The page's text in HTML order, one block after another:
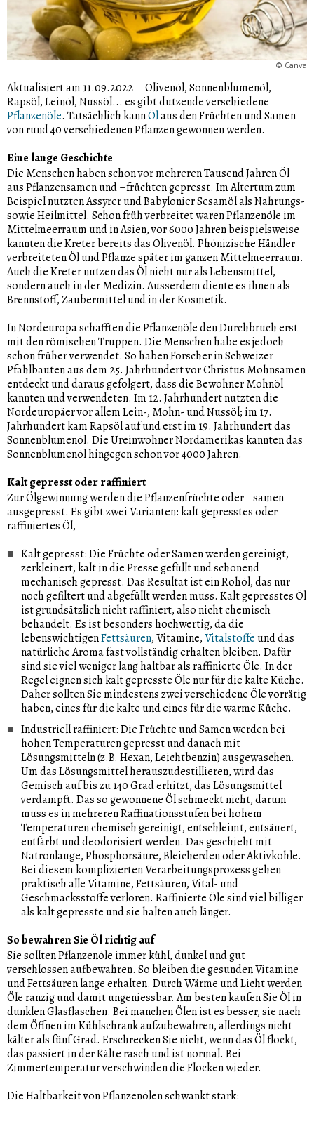
© Canva
Aktualisiert am 11.09.2022– Olivenöl, Sonnenblumenöl,
Rapsöl, Leinöl, Nussöl... es gibt dutzende verschiedene
Pflanzenöle. Tatsächlich kannÖlaus den Früchten und Samen
von rund 40 verschiedenen Pflanzen gewonnen werden.
Eine lange Geschichte
Die Menschen haben schon vor mehreren Tausend Jahren Öl
aus Pflanzensamen und –früchten gepresst. Im Altertum zum
Beispiel nutzten Assyrer und Babylonier Sesamöl als Nahrungs-
sowie Heilmittel. Schon früh verbreitet waren Pflanzenöle im
Mittelmeerraum und in Asien, vor 6000 Jahren beispielsweise
kannten die Kreter bereits das Olivenöl. Phönizische Händler
verbreiteten Öl und Pflanze später im ganzen Mittelmeerraum.
Auch die Kreter nutzen das Öl nicht nur als Lebensmittel,
sondern auch in der Medizin. Ausserdem diente es ihnen als
Brennstoff, Zaubermittel und in der Kosmetik.
In Nordeuropa schafften die Pflanzenöle den Durchbruch erst
mit den römischen Truppen. Die Menschen habe es jedoch
schon früher verwendet. So haben Forscher in Schweizer
Pfahlbauten aus dem 25. Jahrhundert vor Christus Mohnsamen
entdeckt und daraus gefolgert, dass die Bewohner Mohnöl
kannten und verwendeten. Im 12. Jahrhundert nutzten die
Nordeuropäer vor allem Lein-, Mohn- und Nussöl; im 17.
Jahrhundert kam Rapsöl auf und erst im 19. Jahrhundert das
Sonnenblumenöl. Die Ureinwohner Nordamerikas kannten das
Sonnenblumenöl hingegen schon vor 4000 Jahren.
Kalt gepresst oder raffiniert
Zur Ölgewinnung werden die Pflanzenfrüchte oder –samen
ausgepresst. Es gibt zwei Varianten: kalt gepresstes oder
raffiniertes Öl,
Kalt gepresst: Die Früchte oder Samen werden gereinigt,
zerkleinert, kalt in die Presse gefüllt und schonend
mechanisch gepresst. Das Resultat ist ein Rohöl, das nur
noch gefiltert und abgefüllt werden muss. Kalt gepresstes Öl
ist grundsätzlich nicht raffiniert, also nicht chemisch
behandelt. Es ist besonders hochwertig, da die
lebenswichtigenFettsäuren, Vitamine,Vitalstoffe und das
natürliche Aroma fast vollständig erhalten bleiben. Dafür
sind sie viel weniger lang haltbar als raffinierte Öle. In der
Regel eignen sich kalt gepresste Öle nur für die kalte Küche.
Daher sollten Sie mindestens zwei verschiedene Öle vorrätig
haben, eines für die kalte und eines für die warme Küche.
Industriell raffiniert: Die Früchte und Samen werden bei
hohen Temperaturen gepresst und danach mit
Lösungsmitteln (z.B. Hexan, Leichtbenzin) ausgewaschen.
Um das Lösungsmittel herauszudestillieren, wird das
Gemisch auf bis zu 140 Grad erhitzt, das Lösungsmittel
verdampft. Das so gewonnene Öl schmeckt nicht, darum
muss es in mehreren Raffinationsstufen bei hohem
Temperaturen chemisch gereinigt, entschleimt, entsäuert,
entfärbt und deodorisiert werden. Das geschieht mit
Natronlauge, Phosphorsäure, Bleicherden oder Aktivkohle.
Bei diesem komplizierten Verarbeitungsprozess gehen
praktisch alle Vitamine, Fettsäuren, Vital- und
Geschmacksstoffe verloren. Raffinierte Öle sind viel billiger
als kalt gepresste und sie halten auch länger.
So bewahren Sie Öl richtig auf
Sie sollten Pflanzenöle immer kühl, dunkel und gut
verschlossen aufbewahren. So bleiben die gesunden Vitamine
und Fettsäuren lange erhalten. Durch Wärme und Licht werden
Öle ranzig und damit ungeniessbar. Am besten kaufen Sie Öl in
dunklen Glasflaschen. Bei manchen Ölen ist es besser, sie nach
dem Öffnen im Kühlschrank aufzubewahren, allerdings nicht
kälter als fünf Grad. Erschrecken Sie nicht, wenn das Öl flockt,
das passiert in der Kälte rasch und ist normal. Bei
Zimmertemperatur verschwinden die Flocken wieder.
Die Haltbarkeit von Pflanzenölen schwankt stark: